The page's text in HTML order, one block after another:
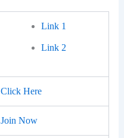
Link 1
Link 2
Click Here
Join Now